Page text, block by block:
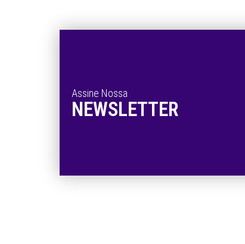
Assine Nossa
NEWSLETTER